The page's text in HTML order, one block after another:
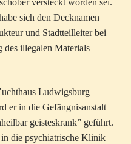
sich den Decknamen
und Stadtteilleiter bei
des illegalen Materials
Ludwigsburg
er in die Gefängnisanstalt
geisteskrank” geführt.
die psychiatrische Klinik